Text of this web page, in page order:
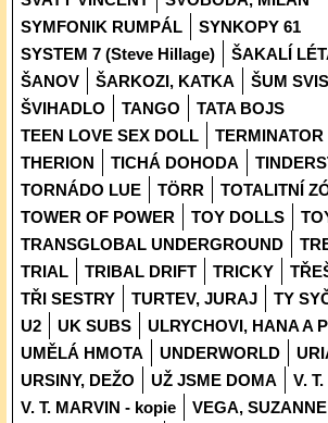
SYMFONIK RUMPÁL
SYNKOPY 61
SYSTEM 7 (Steve Hillage)
ŠAKALÍ
ŠANOV
ŠARKOZI, KATKA ŠUM
ŠVIHADLO
TANGO
TATA BOJS
TEEN LOVE SEX DOLL
TERMINATOR
THERION
TICHÁ DOHODA
TORNÁDO LUE
TÖRR
TOTALITNÍ
TOWER OF POWER
TOY DOLLS
TRANSGLOBAL UNDERGROUND
TRIAL
TRIBAL DRIFT TRICKY
TŘI SESTRY
TURTEV, JURAJ
TY
U2
UK SUBS
ULRYCHOVI, HANA A
UMĚLÁ HMOTA
UNDERWORLD
URSINY, DEŽO
UŽ JSME DOMA
V.
V. T. MARVIN - kopie
VEGA, SUZANNE